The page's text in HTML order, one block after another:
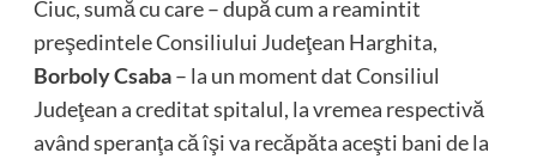
Ciuc, sumă cu care – după cum a reamintit
preşedintele Consiliului Judeţean Harghita,
Borboly Csaba– la un moment dat Consiliul
Judeţean a creditat spitalul, la vremea respectivă
având speranţa că îşi va recăpăta aceşti bani de la